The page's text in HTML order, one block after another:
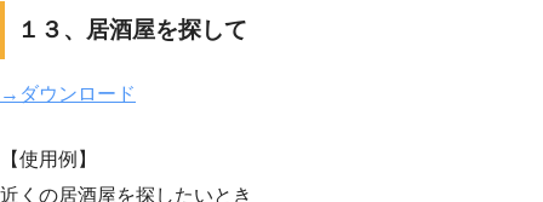
１３、居酒屋を探して
→ダウンロード
【使用例】
近くの居酒屋を探したいとき